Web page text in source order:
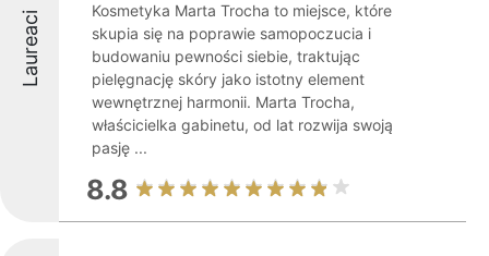
Laureaci
Kosmetyka Marta Trocha to miejsce, które
skupia się na poprawie samopoczucia i
budowaniu pewności siebie, traktując
pielęgnację skóry jako istotny element
wewnętrznej harmonii. Marta Trocha,
właścicielka gabinetu, od lat rozwija swoją
pasję ...
8.8